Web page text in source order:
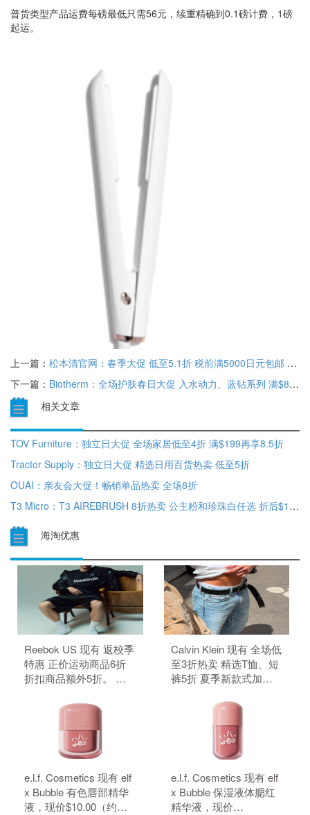
普货类型产品运费每磅最低只需56元，续重精确到0.1磅计费，1磅
起运。
上一篇： 松本清官网：春季大促 低至5.1折 税前满5000日元包邮 叠最高再减5600日元券
下一篇： Biotherm：全场护肤春日大促 入水动力、蓝钻系列 满$80赠好礼
相关文章
TOV Furniture：独立日大促 全场家居低至4折 满$199再享8.5折
Tractor Supply：独立日大促 精选日用百货热卖 低至5折
OUAI：亲友会大促！畅销单品热卖 全场8折
T3 Micro：T3 AIREBRUSH 8折热卖 公主粉和珍珠白任选 折后$120
海淘优惠
Reebok US 现有 返校季
特惠 正价运动商品6折
折扣商品额外5折。 正
外5折，需要使用优惠
Calvin Klein 现有 全场低
至3折热卖 精选T恤、短
裤5折 夏季新款式加
e.l.f. Cosmetics 现有 elf
x Bubble 有色唇部精华
液，现价$10.00（约
e.l.f. Cosmetics 现有 elf
x Bubble 保湿液体腮红
精华液，现价